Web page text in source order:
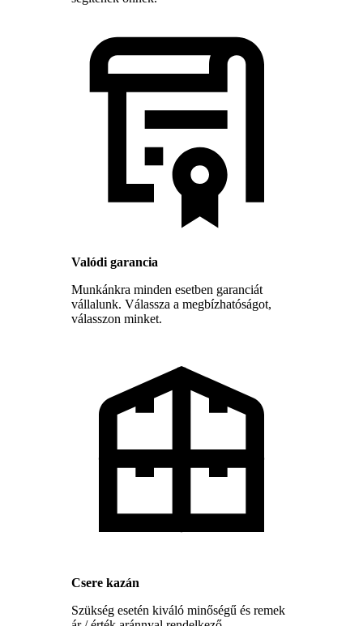
Valódi garancia
Munkánkra minden esetben garanciát
vállalunk. Válassza a megbízhatóságot,
válasszon minket.
Csere kazán
Szükség esetén kiváló minőségű és remek